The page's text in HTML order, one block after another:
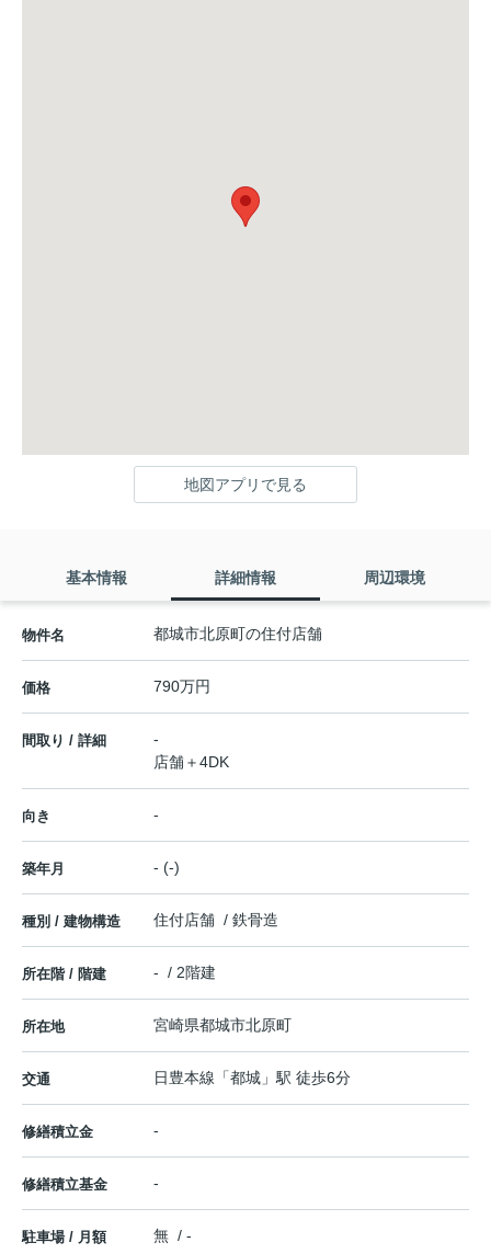
地図アプリで見る
基本情報 詳細情報 周辺環境
物件名 都城市北原町の住付店舗
価格 790万円
間取り / 詳細
-
店舗＋4DK
向き -
築年月 - (-)
種別 / 建物構造 住付店舗 / 鉄骨造
所在階 / 階建 - / 2階建
所在地 宮崎県都城市北原町
交通 日豊本線 「都城 」駅 徒歩6分
修繕積立金 -
修繕積立基金 -
駐車場 / 月額 無 / -